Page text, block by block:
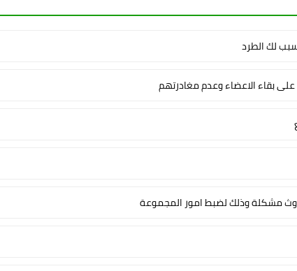
لك الطرد
على بقاء الاعضاء وعدم مغادرتهم
مشكلة وذلك لضبط امور المجموعة